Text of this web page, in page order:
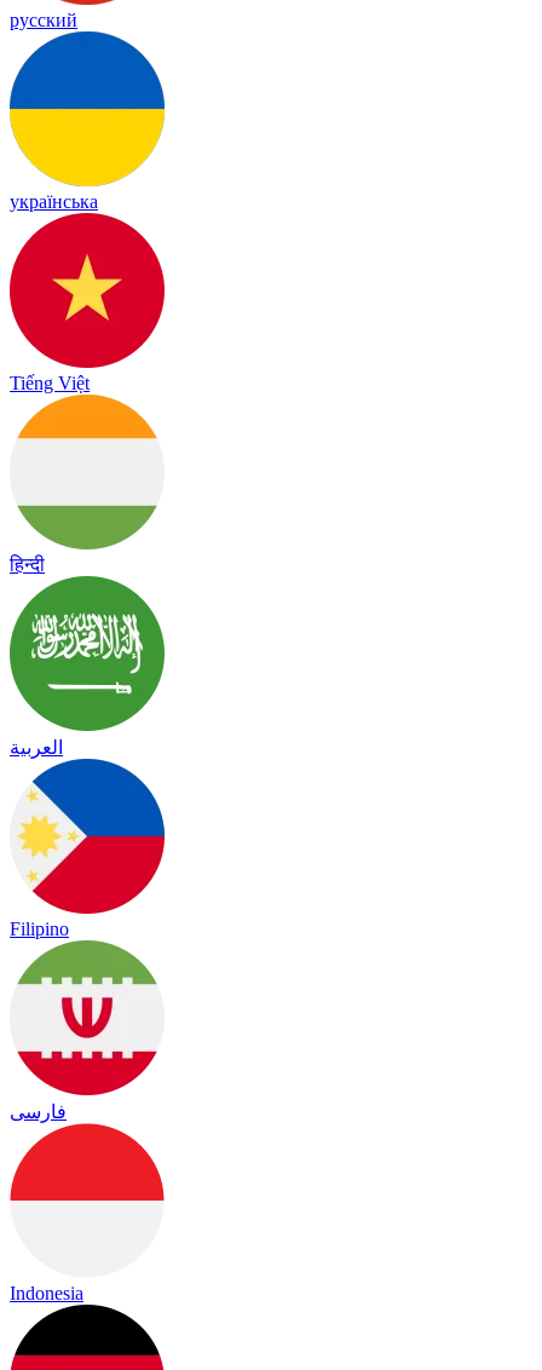
русский
українська
Tiếng Việt
हिन्दी
العربية
Filipino
فارسی
Indonesia